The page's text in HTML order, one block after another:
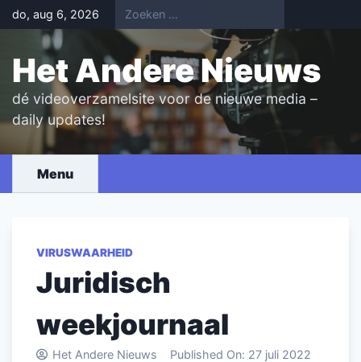
Skip
to
content
do, aug 6, 2026
Het Andere Nieuws
dé videoverzamelsite voor de nieuwe media –
daily updates!
Menu
VIRUSWAARHEID
Juridisch
weekjournaal
Het Andere Nieuws Published On: 27 juli 2022